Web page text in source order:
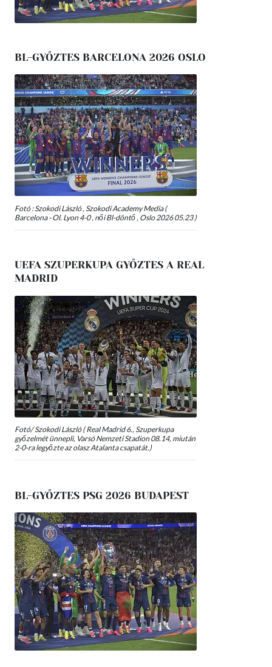
BL-GYŐZTES BARCELONA 2026 OSLO
Fotó : Szokodi László , Szokodi Academy Media (
Barcelona - Ol. Lyon 4-0 , női Bl-döntő , Oslo 2026 05.23 )
UEFA SZUPERKUPA GYŐZTES A REAL
MADRID
Fotó/ Szokodi László ( Real Madrid 6., Szuperkupa
győzelmét ünnepli, Varsó Nemzeti Stadion 08.14, miután
2-0-ra legyőzte az olasz Atalanta csapatát.)
BL-GYŐZTES PSG 2026 BUDAPEST